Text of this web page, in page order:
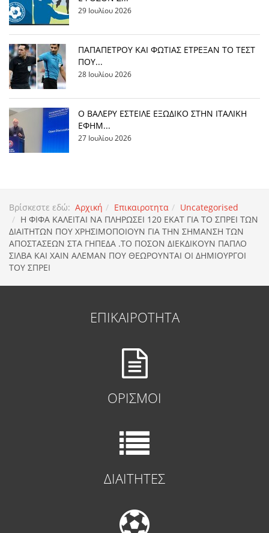
29 Ιουλίου 2026
ΠΑΠΑΠΕΤΡΟΥ ΚΑΙ ΦΩΤΙΑΣ ΕΤΡΕΞΑΝ ΤΟ ΤΕΣΤ
ΠΟΥ...
28 Ιουλίου 2026
Ο ΒΑΛΕΡΥ ΕΣΤΕΙΛΕ ΕΞΩΔΙΚΟ ΣΤΗΝ ΙΤΑΛΙΚΗ
ΕΦΗΜ...
27 Ιουλίου 2026
Βρίσκεστε εδώ: Αρχική Επικαιροτητα
Uncategorised
Η ΦΙΦΑ ΚΑΛΕΙΤΑΙ ΝΑ ΠΛΗΡΩΣΕΙ 120 ΕΚΑΤ ΓΙΑ ΤΟ ΣΠΡΕΙ ΤΩΝ
ΔΙΑΙΤΗΤΩΝ ΠΟΥ ΧΡΗΣΙΜΟΠΟΙΟΥΝ ΓΙΑ ΤΗΝ ΣΗΜΑΝΣΗ ΤΩΝ
ΑΠΟΣΤΑΣΕΩΝ ΣΤΑ ΓΗΠΕΔΑ .ΤΟ ΠΟΣΟΝ ΔΙΕΚΔΙΚΟΥΝ ΠΑΠΛΟ
ΣΙΛΒΑ ΚΑΙ ΧΑΙΝ ΑΛΕΜΑΝ ΠΟΥ ΘΕΩΡΟΥΝΤΑΙ ΟΙ ΔΗΜΙΟΥΡΓΟΙ
ΤΟΥ ΣΠΡΕΙ
ΕΠΙΚΑΙΡΟΤΗΤΑ
ΟΡΙΣΜΟΙ
ΔΙΑΙΤΗΤΕΣ